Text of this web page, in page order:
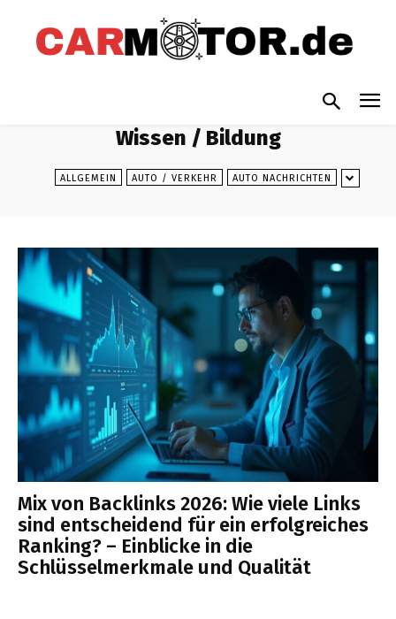
Wissen / Bildung
ALLGEMEIN AUTO / VERKEHR AUTO NACHRICHTEN
Mix von Backlinks 2026: Wie viele Links
sind entscheidend für ein erfolgreiches
Ranking? – Einblicke in die
Schlüsselmerkmale und Qualität